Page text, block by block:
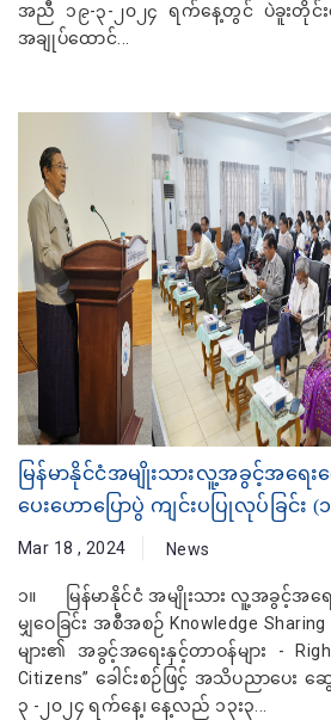
အညီ ၁၉-၃-၂၀၂၄ ရက်နေ့တွင် ပဲခူးတိုင်းဒ
အချုပ်ထောင်...
မြန်မာနိုင်ငံအမျိုးသားလူ့အခွင့်အရ
ပေးဟောပြောပွဲ ကျင်းပပြုလုပ်ခြင်း (
Mar 18 , 2024 News
၁။ မြန်မာနိုင်ငံ အမျိုးသား လူ့အခွင့်အ
မျှဝေခြင်း အစီအစဉ် Knowledge
များ၏ အခွင့်အရေးနှင့်တာဝန်များ -
Citizens” ခေါင်းစဉ်ဖြင့် အသိပညာပေး ဆွ
၃ -၂၀၂၄ ရက်နေ့၊ နေ့လည် ၁၃း၃...